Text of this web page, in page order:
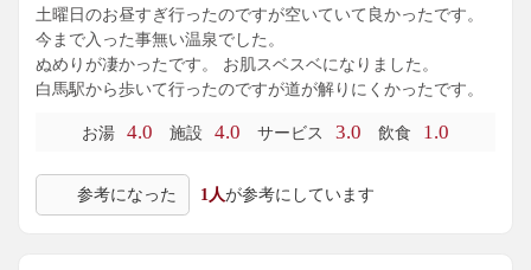
土曜日のお昼すぎ行ったのですが空いていて良かったです。
今まで入った事無い温泉でした。
ぬめりが凄かったです。 お肌スベスベになりました。
白馬駅から歩いて行ったのですが道が解りにくかったです。
お湯 4.0 施設 4.0 サービス 3.0 飲食 1.0
参考になった 1人が参考にしています